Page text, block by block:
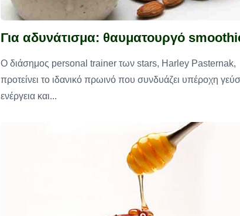
Για αδυνάτισμα: θαυματουργό
Ο διάσημος personal trainer των stars, Harley Pasternak,
προτείνει το ιδανικό πρωινό που συνδυάζει υπέροχη
ενέργεια και...